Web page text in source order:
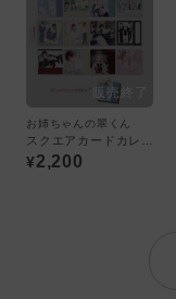
お姉ちゃんの翠くん
¥2,200